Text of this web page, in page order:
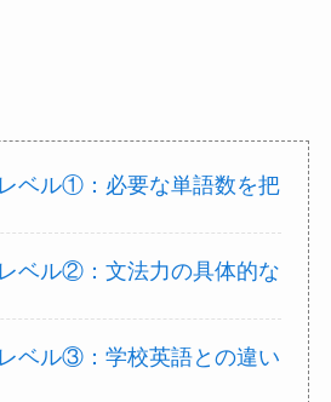
ベル①：必要な単語数を把
ベル②：文法力の具体的な
ベル③：学校英語との違い